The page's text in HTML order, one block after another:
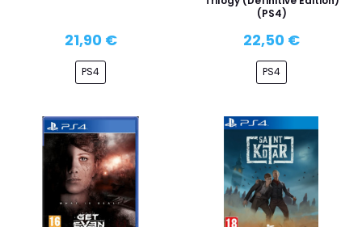
21,90 €
PS4
(PS4)
22,50 €
PS4